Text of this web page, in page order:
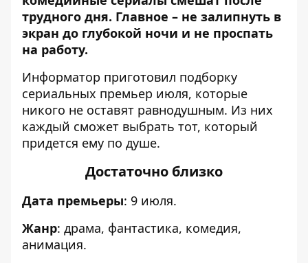
трудного дня. Главное – не залипнуть в
экран до глубокой ночи и не проспать
на работу.
Информатор приготовил подборку
сериальных премьер июля, которые
никого не оставят равнодушным. Из них
каждый сможет выбрать тот, который
придется ему по душе.
Достаточно близко
Дата премьеры: 9 июля.
Жанр: драма, фантастика, комедия,
анимация.